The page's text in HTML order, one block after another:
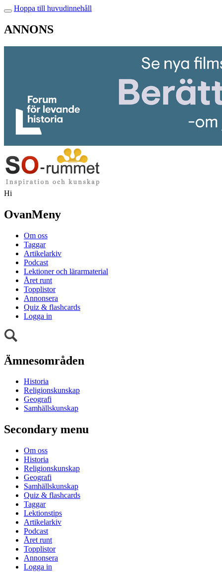
Hoppa till huvudinnehåll
ANNONS
Hi
OvanMeny
Om oss
Taggar
Artikelarkiv
Podcast
Lektioner och lärarmaterial
Året runt
Topplistor
Annonsera
Quiz & flashcards
Logga in
Ämnesområden
Historia
Religionskunskap
Geografi
Samhällskunskap
Secondary menu
Om oss
Historia
Religionskunskap
Geografi
Samhällskunskap
Quiz & flashcards
Taggar
Lektionstips
Artikelarkiv
Podcast
Året runt
Topplistor
Annonsera
Logga in